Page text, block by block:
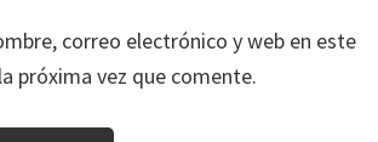
correo electrónico y web en este
próxima vez que comente.